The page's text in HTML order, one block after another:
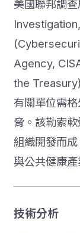
美國聯邦調
Agency,
the
有關單位需
脅。該勒索
組織開發而
與公共健康產
技術分析